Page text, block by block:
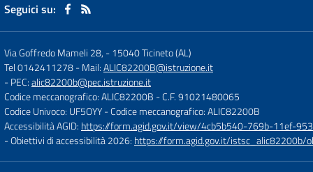
Seguici su:
Via Goffredo Mameli 28, -15040 Ticineto (AL)
Tel 0142411278- Mail:ALIC82200B@istruzione.it
- PEC:alic82200b@pec.istruzione.it
Codice meccanografico: ALIC82200B - C.F. 91021480065
Codice Univoco: UF5OYY- Codice meccanografico: ALIC82200B
Accessibilità AGID: https://form.agid.gov.it/view/4cb5b540-769b-11ef-
- Obiettivi di accessibilità 2026: https://form.agid.gov.it/